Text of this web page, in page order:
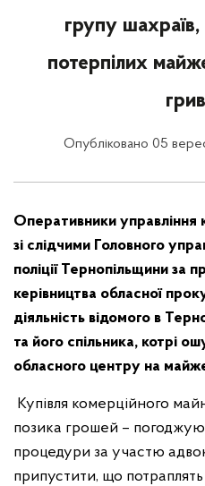
групу
потерпілих
Опубліковано 05
Оперативники
зі слідчими Головного
поліції Тернопільщини за
керівництва обласної
діяльність відомого в
та його спільника, котрі
обласного центру на
Купівля комерційного
позика грошей –
процедури за участю
припустити, що